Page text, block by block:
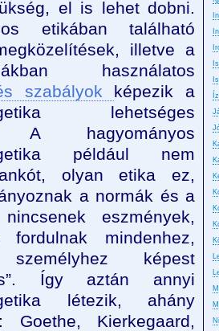
el is lehet dobni.
etikában található
illetve a
használatos
szabályok képezik a
lehetséges
A hagyományos
például nem
olyan etika ez,
a normák és a
eszmények,
fordulnak mindenhez,
képest
Így aztán annyi
létezik, ahány
Goethe, Kierkegaard,